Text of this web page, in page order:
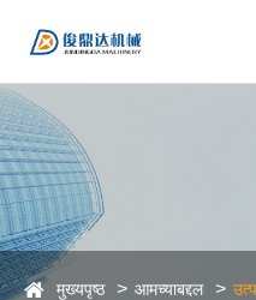
मुख्यपृष्ठ आमच्याबद्दल